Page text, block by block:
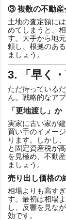
③ 複数の不動産
土地の査定額に
めてしまうと、
す。大手から地
頼し、根拠のあ
ましょう。
3. 「早く
ただ待っている
ん。戦略的なア
「更地渡し」
実家に古い家が
買い手のイメー
ります。しかし
と固定資産税が
を見極め、不動
ましょう。
売り出し価格の
相場よりも高す
す。最初は相場
し、反響を見な
効です。